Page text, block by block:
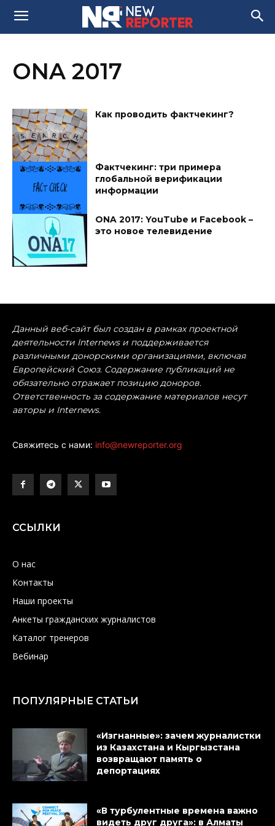
ONA 2017
Как проводить фактчекинг?
Фактчекинг: три примера
глобальной верификации
информации
ONA 2017: YouTube и Facebook –
это новое телевидение
Данный веб-сайт был создан в рамках проектной
деятельности Internews и поддерживается
различными донорскими организациями, включая
Европейский Союз. Содержание публикаций не
обязательно отражает позицию доноров.
Ответственность за содержание материалов несут
авторы и Internews.
Свяжитесь с нами: info@newreporter.org
ССЫЛКИ
О нас
Контакты
Наши проекты
Анкеты гражданских журналистов
Каталог тренеров
Вебинар
ПОПУЛЯРНЫЕ СТАТЬИ
«Изгнанные»: зачем журналистки
из Казахстана и Кыргызстана
возвращают память о
депортациях
«В турбулентные времена важно
видеть друг друга»: в Алматы